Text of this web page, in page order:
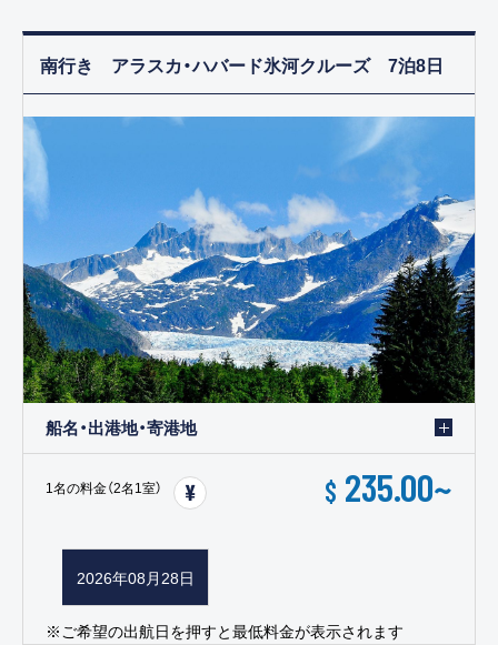
南行き アラスカ・ハバード氷河クルーズ 7泊8日
船名・出港地・寄港地
1名の料金（2名1室） $ 235.00~
2026年08月28日
※ご希望の出航日を押すと最低料金が表示されます